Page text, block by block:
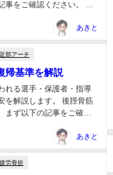
をご確認ください。 ま
あきと
足部アーチ
帰基準を解説
れる選手・保護者・指導
を解説します。 後脛骨筋
ず以下の記事をご確認
あきと
疲労骨折